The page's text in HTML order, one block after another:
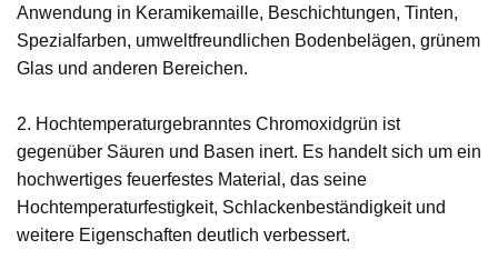
Anwendung in Keramikemaille, Beschichtungen, Tinten,
Spezialfarben, umweltfreundlichen Bodenbelägen, grünem
Glas und anderen Bereichen.
2. Hochtemperaturgebranntes Chromoxidgrün ist
gegenüber Säuren und Basen inert. Es handelt sich um ein
hochwertiges feuerfestes Material, das seine
Hochtemperaturfestigkeit, Schlackenbeständigkeit und
weitere Eigenschaften deutlich verbessert.